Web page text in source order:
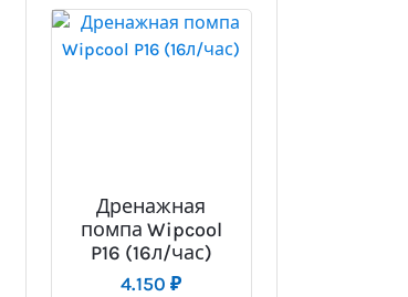
Дренажная
помпа Wipcool
P16 (16л/час)
4.150₽